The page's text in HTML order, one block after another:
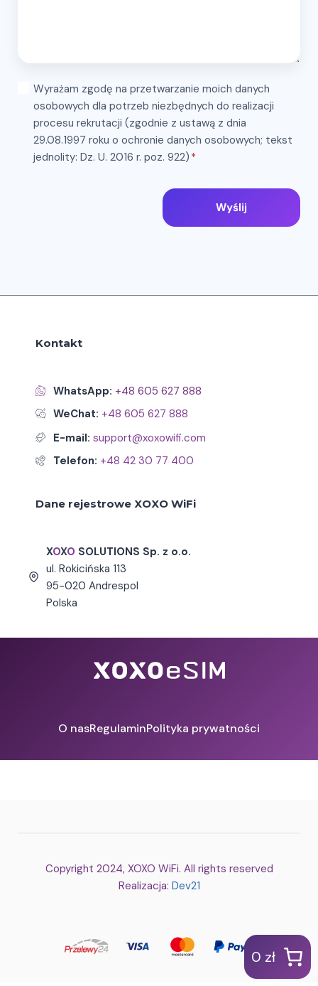
Wyrażam zgodę na przetwarzanie moich danych
osobowych dla potrzeb niezbędnych do realizacji
procesu rekrutacji (zgodnie z ustawą z dnia
29.08.1997 roku o ochronie danych osobowych; tekst
jednolity: Dz. U. 2016 r. poz. 922) *
Wyślij
Kontakt
WhatsApp: +48 605 627 888
WeChat: +48 605 627 888
.
Telefon: +48 42 30 77 400
E-mail: support@xoxowifi.com
Dane rejestrowe XOXO WiFi
XOXO SOLUTIONS Sp. z o.o.
ul. Rokicińska 113
95-020 Andrespol
Polska
O nasRegulaminPolityka prywatności
Copyright 2024, XOXO WiFi. All rights reserved
Realizacja: Dev21
0 zł